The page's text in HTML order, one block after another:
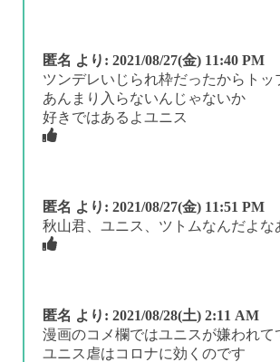
匿名 より: 2021/08/27(金) 11:40 PM
ツンデレいじられ枠だったからトッ
あんまり入らないんじゃないか
好きではあるよユニス
匿名 より: 2021/08/27(金) 11:51 PM
秋山君、ユニス、ツトムなんだよな
匿名 より: 2021/08/28(土) 2:11 AM
漫画のコメ欄ではユニスが嫌われて
ユニス虐はコロナに効くのです